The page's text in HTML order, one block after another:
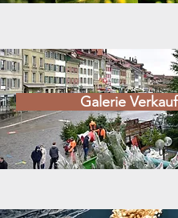
Galerie Verkauf